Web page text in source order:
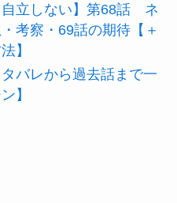
自立しない】第68話 ネ
考察・69話の期待【＋
】
バレから過去話まで一
】